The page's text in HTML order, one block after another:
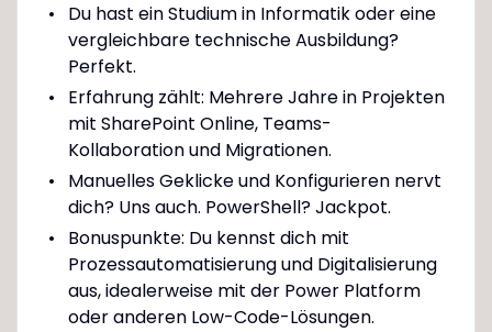
Du hast ein Studium in Informatik oder eine
vergleichbare technische Ausbildung?
Perfekt.
Erfahrung zählt: Mehrere Jahre in Projekten
mit SharePoint Online, Teams-
Kollaboration und Migrationen.
Manuelles Geklicke und Konfigurieren nervt
dich? Uns auch. PowerShell? Jackpot.
Bonuspunkte: Du kennst dich mit
Prozessautomatisierung und Digitalisierung
aus, idealerweise mit der Power Platform
oder anderen Low-Code-Lösungen.